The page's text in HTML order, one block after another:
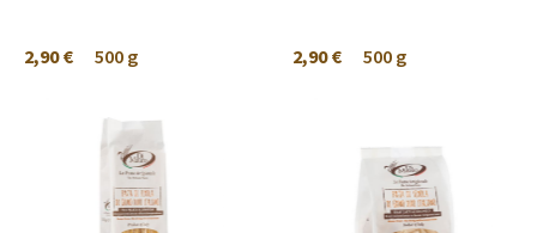
2,90 € 500 g 2,90 € 500 g